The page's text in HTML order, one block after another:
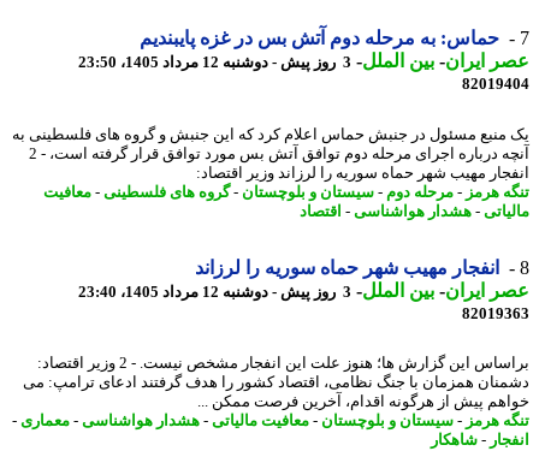
حماس: به مرحله دوم آتش بس در غزه پایبندیم
ایران- بین الملل-3 روز پیش - دوشنبه 12 مرداد 1405، 23:50
مسئول در جنبش حماس اعلام کرد که این جنبش و گروه های فلسطینی به
آنچه درباره اجرای مرحله دوم توافق آتش بس مورد توافق قرار گرفته است، - 2
مهیب شهر حماه سوریه را لرزاند وزیر اقتصاد:
هرمز- مرحله دوم -سیستان و بلوچستان-گروه های فلسطینی-معافیت
-هشدار هواشناسی-اقتصاد
انفجار مهیب شهر حماه سوریه را لرزاند
ایران- بین الملل-3 روز پیش - دوشنبه 12 مرداد 1405، 23:40
براساس این گزارش ها؛ هنوز علت این انفجار مشخص نیست. - 2 وزیر اقتصاد:
همزمان با جنگ نظامی، اقتصاد کشور را هدف گرفتند ادعای ترامپ: می
پیش از هرگونه اقدام، آخرین فرصت ممکن ...
هرمز- سیستان و بلوچستان-معافیت مالیاتی-هشدار هواشناسی-معماری-
-شاهکار